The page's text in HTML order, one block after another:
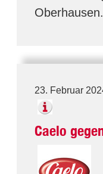
23. Februar
Caelo